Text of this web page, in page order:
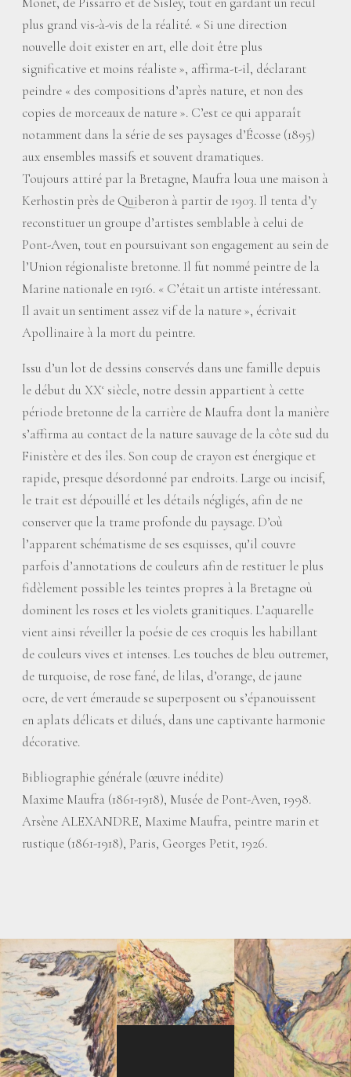
plus grand vis-à-vis de la réalité. « Si une direction
nouvelle doit exister en art, elle doit être plus
significative et moins réaliste», affirma-t-il, déclarant
peindre « des compositions d’après nature, et non des
copies de morceaux de nature». C’est ce qui apparaît
notamment dans la série de ses paysages d’Écosse (1895)
aux ensembles massifs et souvent dramatiques.
Toujours attiré par la Bretagne, Maufra loua une maison à
Kerhostin près de Quiberon à partir de 1903. Il tenta d’y
reconstituer un groupe d’artistes semblable à celui de
Pont-Aven, tout en poursuivant son engagement au sein de
l’Union régionaliste bretonne. Il fut nommé peintre de la
Marine nationale en 1916. « C’était un artiste intéressant.
Il avait un sentiment assez vif de la nature», écrivait
Apollinaire à la mort du peintre.
Issu d’un lot de dessins conservés dans une famille depuis
le début du XXe siècle, notre dessin appartient à cette
période bretonne de la carrière de Maufra dont la manière
s’affirma au contact de la nature sauvage de la côte sud du
Finistère et des îles. Son coup de crayon est énergique et
rapide, presque désordonné par endroits. Large ou incisif,
le trait est dépouillé et les détails négligés, afin de ne
conserver que la trame profonde du paysage. D’où
l’apparent schématisme de ses esquisses, qu’il couvre
parfois d’annotations de couleurs afin de restituer le plus
fidèlement possible les teintes propres à la Bretagne où
dominent les roses et les violets granitiques. L’aquarelle
vient ainsi réveiller la poésie de ces croquis les habillant
de couleurs vives et intenses. Les touches de bleu outremer,
de turquoise, de rose fané, de lilas, d’orange, de jaune
ocre, de vert émeraude se superposent ou s’épanouissent
en aplats délicats et dilués, dans une captivante harmonie
décorative.
Bibliographie générale (œuvre inédite)
Maxime Maufra (1861-1918), Musée de Pont-Aven, 1998.
Arsène ALEXANDRE, Maxime Maufra, peintre marin et
rustique (1861-1918), Paris, Georges Petit, 1926.